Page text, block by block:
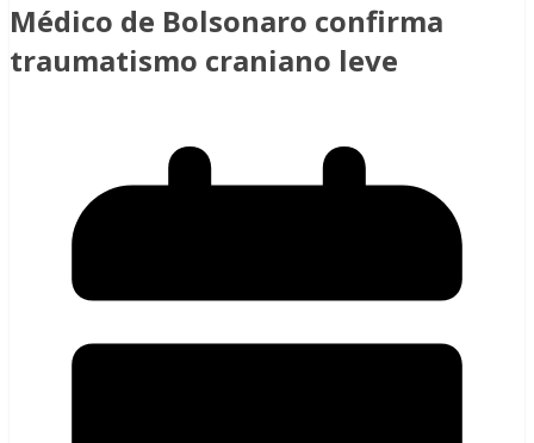
Médico de Bolsonaro confirma
traumatismo craniano leve